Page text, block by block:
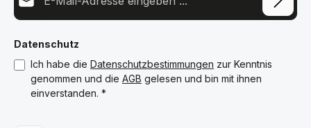
Datenschutz
Ich habe die Datenschutzbestimmungen zur Kenntnis
genommen und die AGB gelesen und bin mit ihnen
einverstanden. *